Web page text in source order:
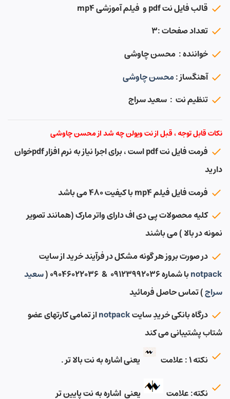
قالب فایل نت pdf و فیلم آموزشی mp4
تعداد صفحات :۳
خواننده : محسن چاوشی
آهنگساز :محسن چاوشی
تنظیم نت : سعید سراج
نکات قابل توجه ، قبل از نت ویولن چه شد از محسن چاوشی
فرمت فایل نت pdf است ، برای اجرا نیاز به نرم افزار pdfخوان
دارید
فرمت فایل فیلم mp4 با کیفیت ۴۸۰ می باشد
کلیه محصولات پی دی اف دارای واتر مارک (همانند تصویر
نمونه در بالا ) می باشند
در صورت بروز هر گونه مشکل در فرآیند خرید از سایت
notpackبا شماره ۰۹۱۲۳۹۹۲۰۳۶ & ۰۹۰۴۶۰۲۲۰۳۶ (
سعید
سراج) تماس حاصل فرمائید
درگاه بانکی خریدِ سایتnotpackاز تمامی کارتهای عضو
شتاب پشتیبانی می کند
نکته ۱ : علامت
یعنی اشاره به نت بالا تر .
نکته: علامت یعنی اشاره به نت پایین تر